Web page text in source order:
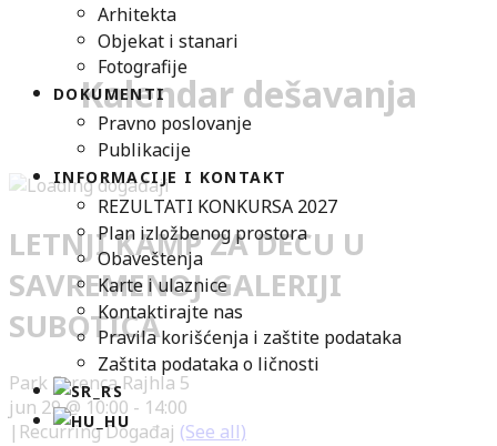
Arhitekta
Objekat i stanari
Fotografije
DOKUMENTI
Pravno poslovanje
Publikacije
INFORMACIJE I KONTAKT
REZULTATI KONKURSA 2027
Plan izložbenog prostora
Obaveštenja
Karte i ulaznice
Kontaktirajte nas
Pravila korišćenja i zaštite podataka
Zaštita podataka o ličnosti
Kalendar dešavanja
LETNJI KAMP ZA DECU U
SAVREMENOJ GALERIJI
SUBOTICA
Park Ferenca Rajhla 5
jun 29 @ 10:00 - 14:00
| Recurring Događaj (See all)